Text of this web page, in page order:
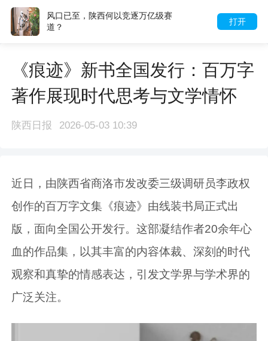
打开
风口已至，陕西何以竞逐万亿级赛
道？
《痕迹》新书全国发行：百万字
著作展现时代思考与文学情怀
陕西日报 2026-05-03 10:39
近日，由陕西省商洛市发改委三级调研员李政权
创作的百万字文集《痕迹》由线装书局正式出
版，面向全国公开发行。这部凝结作者20余年心
血的作品集，以其丰富的内容体裁、深刻的时代
观察和真挚的情感表达，引发文学界与学术界的
广泛关注。